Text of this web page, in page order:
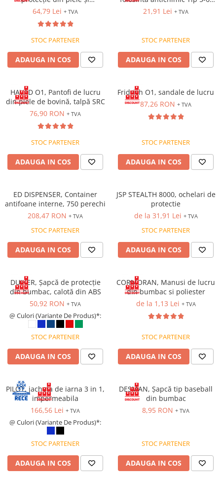
Tricouri si bluze reflectorizante (HI-
reflectorizante (HI-VIS)
Accesorii reflectorizante (HI-VIS)
Îmbrăcăminte ANTICHIMICĂ |
Costume | Combinezoane
Antichimice | Multirisc
Halate | Sorturi Antichimice |
Jachete | Bluze Antichimice |
Pantaloni Antichimici | Multirisc
Jambiere Ignifuge
Cagule | Capisoane Ignifuge
Costume | Combinezoane Ignifuge
Jachete| Bluze Ignifuge
Mânecuțe Ignifuge
Sorturi ignifuge
Saboți de protecție SB
Sandale de protecție OB
Sandale de lucru O1
Sandale de protecție SB
Sandale de protecție S1P
Accesorii încălțăminte
poliuretan, bombeu și lamelă
SRC
64,79 Lei + TVA
STOC PARTENER
ADAUGA IN COS
din polipropilena [PP], cu
21,91 Lei + TVA
STOC PARTENER
ADAUGA IN COS
HAVAD O1, Pantofi de lucru
din piele de bovină, talpă SRC
76,90 RON + TVA
STOC PARTENER
ADAUGA IN COS
Fridrich O1, sandale de lucru
87,26 RON + TVA
STOC PARTENER
ADAUGA IN COS
ED DISPENSER, Container
antifoane interne, 750 perechi
208,47 RON + TVA
STOC PARTENER
ADAUGA IN COS
JSP STEALTH 8000, ochelari de
protectie
de la 31,91 Lei + TVA
STOC PARTENER
ADAUGA IN COS
DUIKER, Șapcă de protecție
din bumbac, calotă din ABS
50,92 RON + TVA
@ Culori (Variante De Produs)*:
STOC PARTENER
ADAUGA IN COS
CORMORAN, Manusi de lucru
din bumbac si poliester
de la 1,13 Lei + TVA
STOC PARTENER
ADAUGA IN COS
PILOT, jacheta de iarna 3 in 1,
impermeabila
166,56 Lei + TVA
@ Culori (Variante De Produs)*:
STOC PARTENER
ADAUGA IN COS
DESMAN, Șapcă tip baseball
din bumbac
8,95 RON + TVA
STOC PARTENER
ADAUGA IN COS